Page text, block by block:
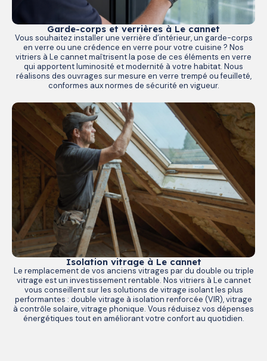
Garde-corps et verrières à Le cannet
Vous souhaitez installer une verrière d’intérieur, un garde-corps
en verre ou une crédence en verre pour votre cuisine ? Nos
vitriers à Le cannet maîtrisent la pose de ces éléments en verre
qui apportent luminosité et modernité à votre habitat. Nous
réalisons des ouvrages sur mesure en verre trempé ou feuilleté,
conformes aux normes de sécurité en vigueur.
Isolation vitrage à Le cannet
Le remplacement de vos anciens vitrages par du double ou triple
vitrage est un investissement rentable. Nos vitriers à Le cannet
vous conseillent sur les solutions de vitrage isolant les plus
performantes : double vitrage à isolation renforcée (VIR), vitrage
à contrôle solaire, vitrage phonique. Vous réduisez vos dépenses
énergétiques tout en améliorant votre confort au quotidien.